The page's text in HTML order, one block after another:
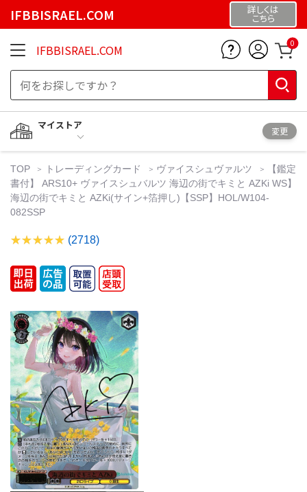
IFBBISRAEL.COM 詳しくは
こちら
IFBBISRAEL.COM 0
マイストア
変更
TOP トレーディングカード ヴァイスシュヴァルツ
【鑑定
書付】 ARS10+ ヴァイスシュバルツ 海辺の街でキミと AZKi WS】
海辺の街でキミと AZKi(サイン+箔押し)【SSP】HOL/W104-
082SSP
(2718)